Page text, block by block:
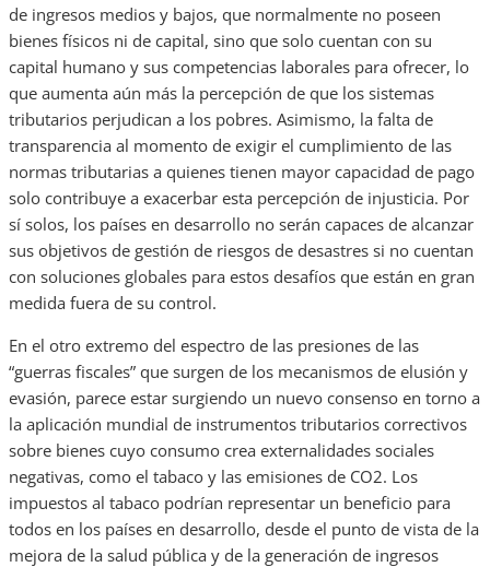
de ingresos medios y bajos, que normalmente no poseen
bienes físicos ni de capital, sino que solo cuentan con su
capital humano y sus competencias laborales para ofrecer, lo
que aumenta aún más la percepción de que los sistemas
tributarios perjudican a los pobres. Asimismo, la falta de
transparencia al momento de exigir el cumplimiento de las
normas tributarias a quienes tienen mayor capacidad de pago
solo contribuye a exacerbar esta percepción de injusticia. Por
sí solos, los países en desarrollo no serán capaces de alcanzar
sus objetivos de gestión de riesgos de desastres si no cuentan
con soluciones globales para estos desafíos que están en gran
medida fuera de su control.
En el otro extremo del espectro de las presiones de las
“guerras fiscales” que surgen de los mecanismos de elusión y
evasión, parece estar surgiendo un nuevo consenso en torno a
la aplicación mundial de instrumentos tributarios correctivos
sobre bienes cuyo consumo crea externalidades sociales
negativas, como el tabaco y las emisiones de CO2. Los
impuestos al tabaco podrían representar un beneficio para
todos en los países en desarrollo, desde el punto de vista de la
mejora de la salud pública y de la generación de ingresos